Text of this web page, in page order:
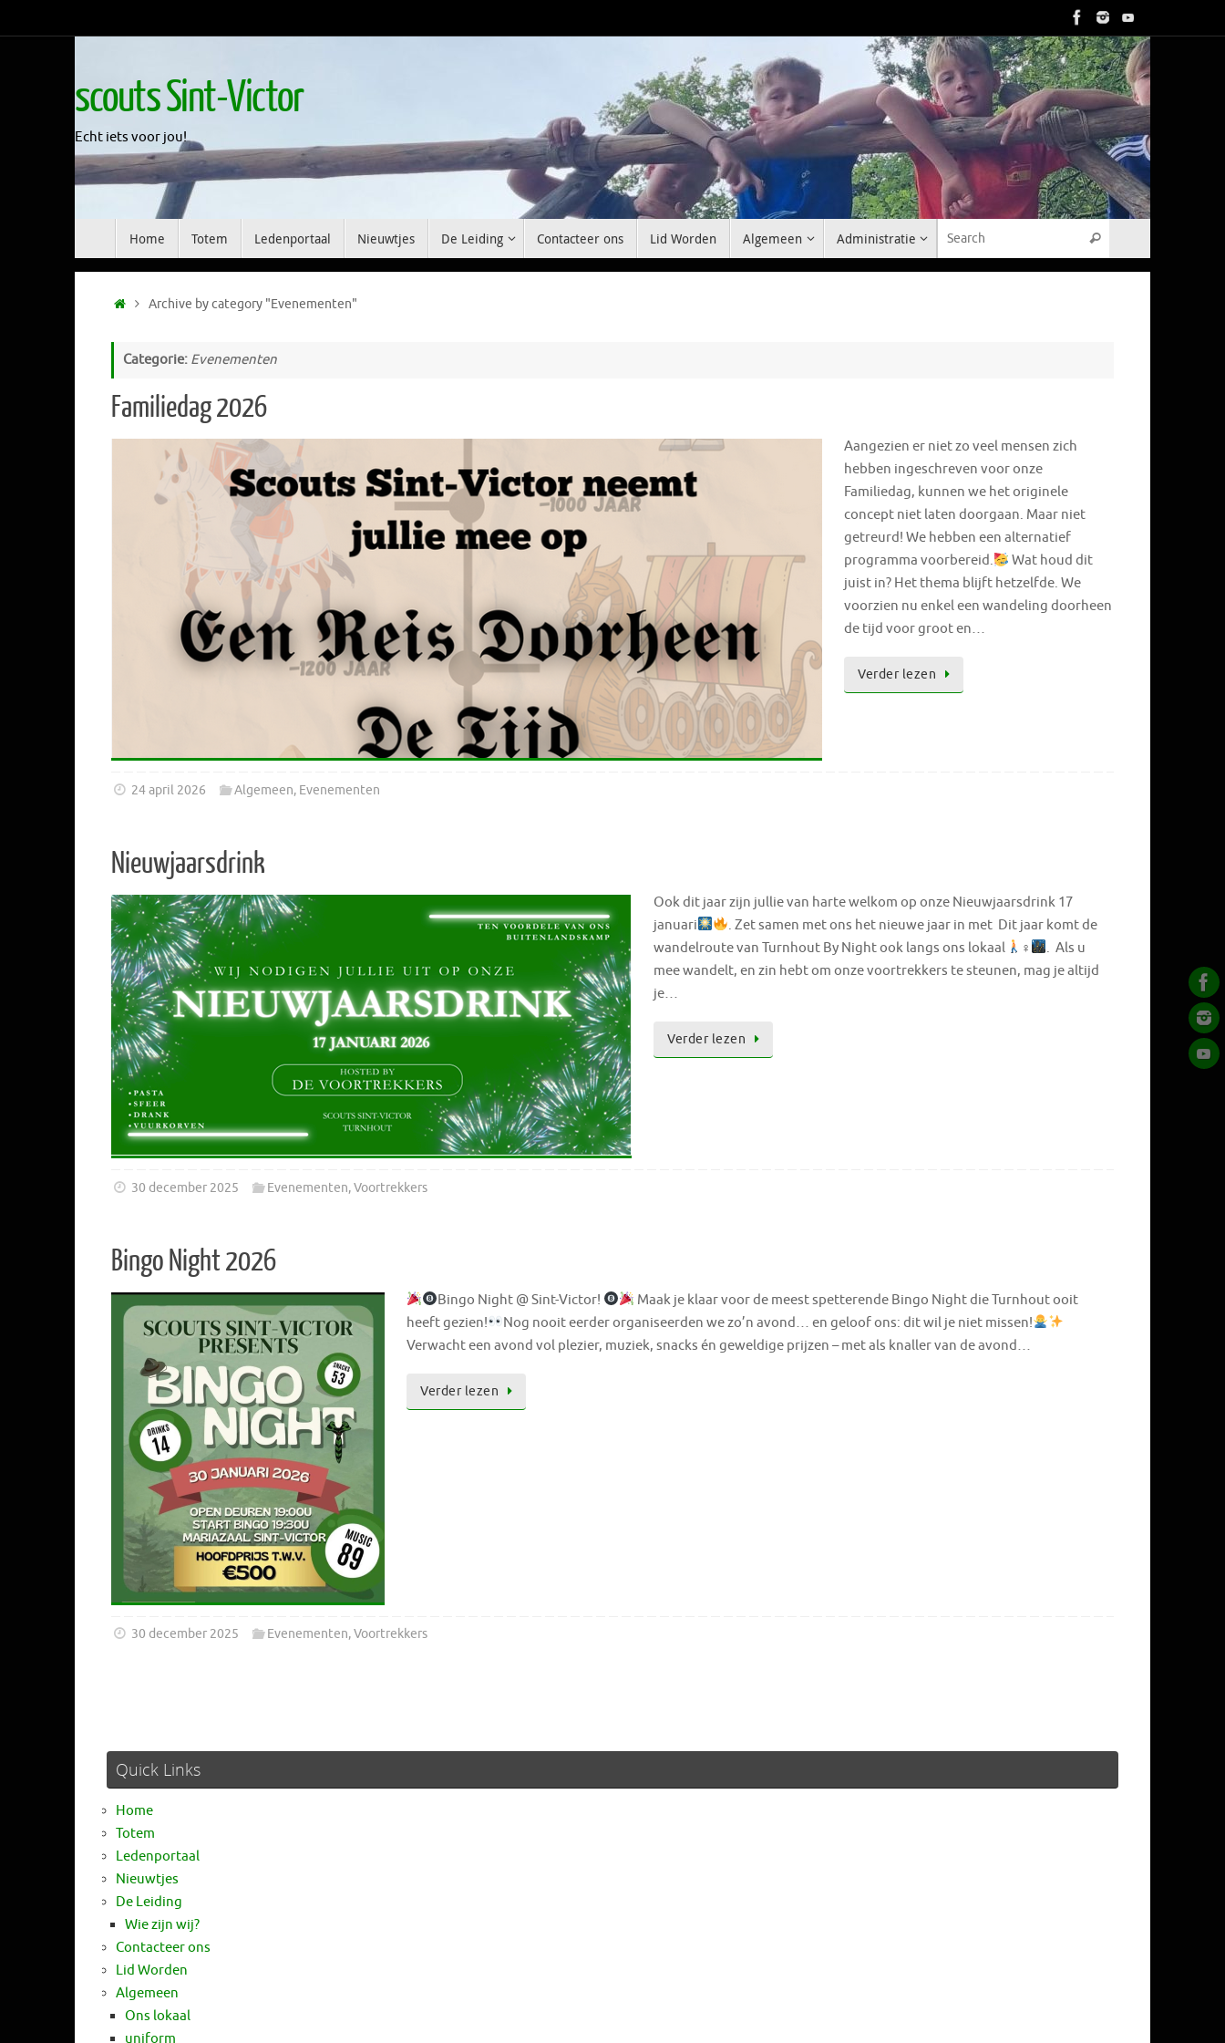
to
scouts Sint-Victor
Echt iets voor jou!
Home Totem Ledenportaal Nieuwtjes De Leiding Contacteer ons Lid Worden Algemeen Administratie Search
HomeArchive by category "Evenementen"
Categorie: Evenementen
Familiedag 2026
Aangezien er niet zo veel mensen zich
hebben ingeschreven voor onze
Familiedag, kunnen we het originele
concept niet laten doorgaan. Maar niet
getreurd! We hebben een alternatief
programma voorbereid.
Wat houd dit
juist in? Het thema blijft hetzelfde. We
voorzien nu enkel een wandeling doorheen
de tijd voor groot en…
Verder lezen
24 april 2026 Algemeen, Evenementen
Nieuwjaarsdrink
Ook dit jaar zijn jullie van harte welkom op onze Nieuwjaarsdrink 17
januari
. Zet samen met ons het nieuwe jaar in met Dit jaar komt de
wandelroute van Turnhout By Night ook langs ons lokaal
‍♀
. Als u
mee wandelt, en zin hebt om onze voortrekkers te steunen, mag je altijd
je…
Verder lezen
30 december 2025 Evenementen,Voortrekkers
Bingo Night 2026
Bingo Night @ Sint-Victor!
Maak je klaar voor de meest spetterende Bingo Night die Turnhout ooit
heeft gezien!
Nog nooit eerder organiseerden we zo’n avond… en geloof ons: dit wil je niet missen!
Verwacht een avond vol plezier, muziek, snacks én geweldige prijzen – met als knaller van de avond…
Verder lezen
30 december 2025 Evenementen,Voortrekkers
Quick Links
Home
Totem
Ledenportaal
Nieuwtjes
De Leiding
Wie zijn wij?
Contacteer ons
Lid Worden
Algemeen
Ons lokaal
uniform